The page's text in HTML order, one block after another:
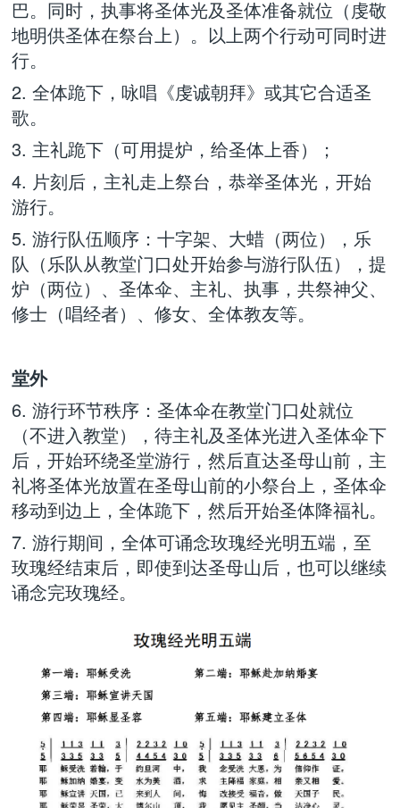
巴。同时，执事将圣体光及圣体准备就位（虔敬
地明供圣体在祭台上）。以上两个行动可同时进
行。
2. 全体跪下，咏唱《虔诚朝拜》或其它合适圣
歌。
3. 主礼跪下（可用提炉，给圣体上香）；
4. 片刻后，主礼走上祭台，恭举圣体光，开始
游行。
5. 游行队伍顺序：十字架、大蜡（两位），乐
队（乐队从教堂门口处开始参与游行队伍），提
炉（两位）、圣体伞、主礼、执事，共祭神父、
修士（唱经者）、修女、全体教友等。
堂外
6. 游行环节秩序：圣体伞在教堂门口处就位
（不进入教堂），待主礼及圣体光进入圣体伞下
后，开始环绕圣堂游行，然后直达圣母山前，主
礼将圣体光放置在圣母山前的小祭台上，圣体伞
移动到边上，全体跪下，然后开始圣体降福礼。
7. 游行期间，全体可诵念玫瑰经光明五端，至
玫瑰经结束后，即使到达圣母山后，也可以继续
诵念完玫瑰经。